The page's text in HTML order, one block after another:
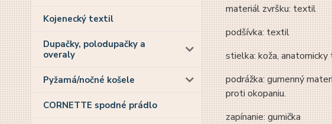
Kojenecký textil
Dupačky, polodupačky a
overaly
Pyžamá/nočné košele
CORNETTE spodné prádlo
materiál zvršku: textil
podšívka: textil
stielka: koža,
podrážka: gumenný
proti okopaniu.
zapínanie: gumička